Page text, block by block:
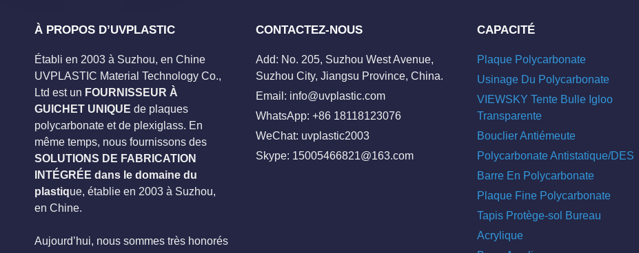
À PROPOS D’UVPLASTIC
Établi en 2003 à Suzhou, en Chine
UVPLASTIC Material Technology Co.,
Ltd est un FOURNISSEUR À
GUICHET UNIQUE de plaques
polycarbonate et de plexiglass. En
même temps, nous fournissons des
SOLUTIONS DE FABRICATION
INTÉGRÉE dans le domaine du
plastique, établie en 2003 à Suzhou,
en Chine.
Aujourd’hui, nous sommes très honorés
CONTACTEZ-NOUS
Add: No. 205, Suzhou West Avenue,
Suzhou City, Jiangsu Province, China.
Email: info@uvplastic.com
WhatsApp: +86 18118123076
WeChat: uvplastic2003
Skype: 15005466821@163.com
CAPACITÉ
Plaque Polycarbonate
Usinage Du Polycarbonate
VIEWSKY Tente Bulle Igloo
Transparente
Bouclier Antiémeute
Polycarbonate Antistatique/DES
Barre En Polycarbonate
Plaque Fine Polycarbonate
Tapis Protège-sol Bureau
Acrylique